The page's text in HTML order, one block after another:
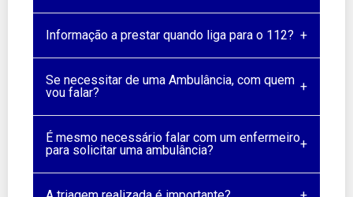
Informação a prestar quando liga para o 112?
Se necessitar de uma Ambulância, com quem
vou falar?
É mesmo necessário falar com um enfermeiro
para solicitar uma ambulância?